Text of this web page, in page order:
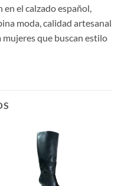
el calzado español,
moda, calidad artesanal
que buscan estilo